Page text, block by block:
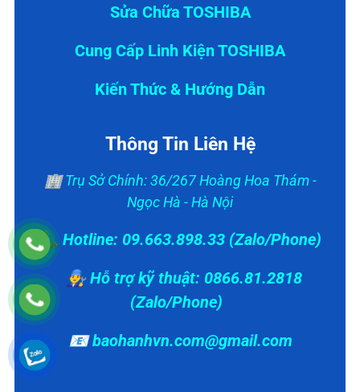
Sửa Chữa TOSHIBA
Cung Cấp Linh Kiện TOSHIBA
Kiến Thức & Hướng Dẫn
Thông Tin Liên Hệ
🏢 Trụ Sở Chính: 36/267 Hoàng Hoa Thám -
Ngọc Hà - Hà Nội
📞 Hotline: 09.663.898.33 (Zalo/Phone)
👨‍🔧 Hỗ trợ kỹ thuật: 0866.81.2818
(Zalo/Phone)
📧 baohanhvn.com@gmail.com